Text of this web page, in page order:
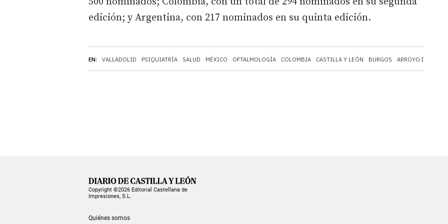
EN: VALLADOLID PSIQUIATRÍA SALUD MÉXICO OFTALMOLOGÍA COLOMBIA CASTILLA Y LEÓN BURGOS ARROYO DE LA
edición; y Argentina, con 217 nominados en su quinta edición.
Copyright ©2026 Editorial Castellana de
Impresiones, S.L.
Quiénes somos